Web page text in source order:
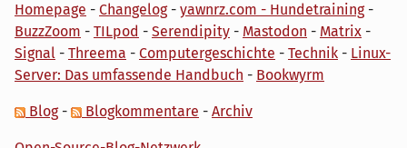
Homepage - Changelog- yawnrz.com - Hundetraining-
BuzzZoom - TILpod - Serendipity - Mastodon - Matrix -
Signal - Threema - Computergeschichte - Technik - Linux-
Server: Das umfassende Handbuch - Bookwyrm
Blog- Blogkommentare - Archiv